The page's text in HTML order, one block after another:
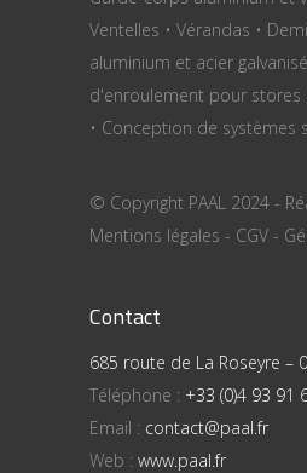
Ventelles • Vérandas •
aluminium et acier
d'enroulement pour stores
• Conception de systèmes
© Copyright PAAL 2024 -
Mentions légales - CGV -
Contact
685 route de La Roseyre –
Téléphone : +33 (0)4 93 91
Email : contact@paal.fr
Web : www.paal.fr